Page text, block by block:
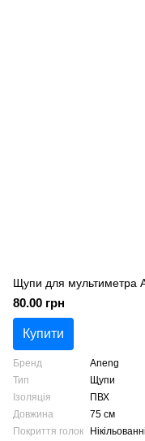
Щупи для мультиметра
80.00 грн
Купити
Бренд
Aneng
Тип
Щупи
Ізоляція
ПВХ
Довжина
75 см
Покриття голок
Нікільованні